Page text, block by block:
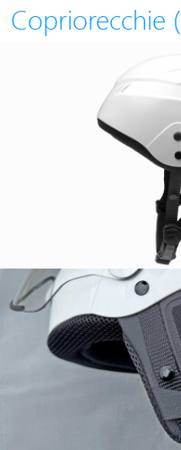
Copriorecchie